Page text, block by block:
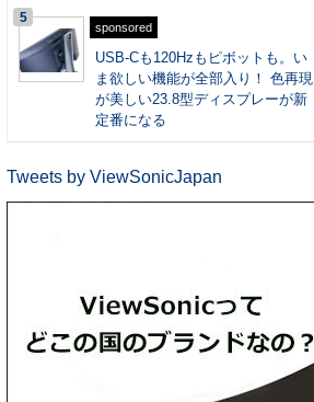
5
sponsored
USB-Cも120Hzもピボットも。い
ま欲しい機能が全部入り！ 色再現
が美しい23.8型ディスプレーが新
定番になる
Tweets by ViewSonicJapan